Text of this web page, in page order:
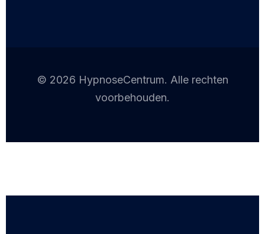
© 2026 HypnoseCentrum. Alle rechten
voorbehouden.